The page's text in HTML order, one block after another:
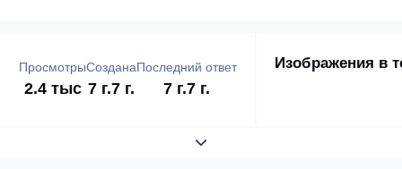
Просмотры
2.4 тыс
Создана
7 г.7 г.
Последний ответ
7 г.7 г.
Изображения в
Развернуть обзор темы